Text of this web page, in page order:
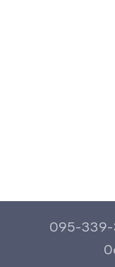
095-339-